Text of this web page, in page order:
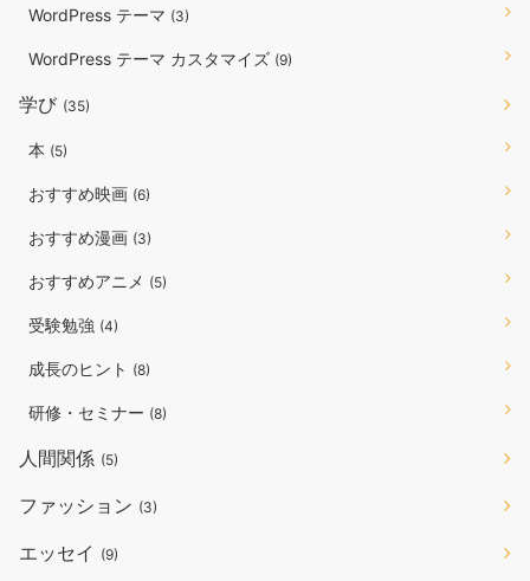
WordPress テーマ (3)
WordPress テーマ カスタマイズ (9)
学び (35)
本 (5)
おすすめ映画 (6)
おすすめ漫画 (3)
おすすめアニメ (5)
受験勉強 (4)
成長のヒント (8)
研修・セミナー (8)
人間関係 (5)
ファッション (3)
エッセイ (9)